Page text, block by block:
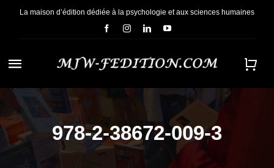
PasserLa maison d’édition dédiée à la psychologie et aux sciences humaines
Navigation
à
bascule
ACCUEIL
NOUS CONNAÎTRE
978-2-38672-009-3